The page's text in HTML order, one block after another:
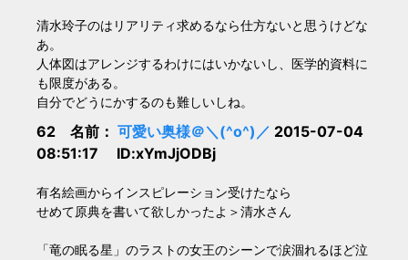
清水玲子のはリアリティ求めるなら仕方ないと思うけどな
あ。
人体図はアレンジするわけにはいかないし、医学的資料に
も限度がある。
自分でどうにかするのも難しいしね。
62 名前： 可愛い奥様＠＼(^o^)／ 2015-07-04
08:51:17 ID:xYmJjODBj
有名絵画からインスピレーション受けたなら
せめて原典を書いて欲しかったよ＞清水さん
「竜の眠る星」のラストの女王のシーンで涙涸れるほど泣